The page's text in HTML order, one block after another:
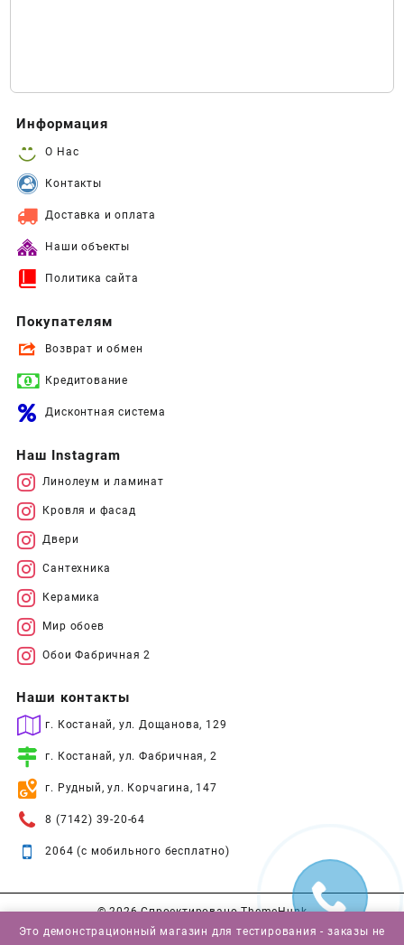
Информация
О Нас
Контакты
Доставка и оплата
Наши объекты
Политика сайта
Покупателям
Возврат и обмен
Кредитование
Дисконтная система
Наш Instagram
Линолеум и ламинат
Кровля и фасад
Двери
Сантехника
Керамика
Мир обоев
Обои Фабричная 2
Наши контакты
г. Костанай, ул. Дощанова, 129
г. Костанай, ул. Фабричная, 2
г. Рудный, ул. Корчагина, 147
8 (7142) 39-20-64
2064 (с мобильного бесплатно)
© 2026Спроектировано ThemeHunk
Это демонстрационный магазин для тестирования - заказы не